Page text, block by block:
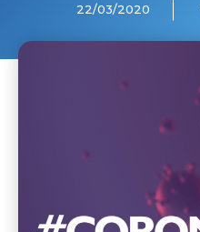
22/03/2020